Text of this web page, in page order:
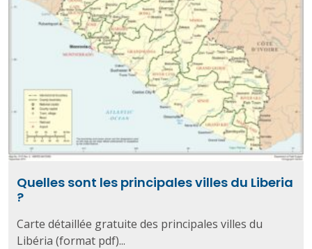
Quelles sont les principales villes du Liberia
?
Carte détaillée gratuite des principales villes du
Libéria (format pdf)...